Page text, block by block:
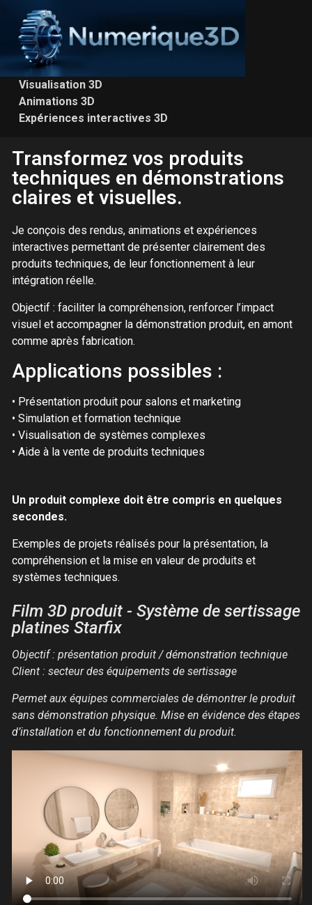
Visualisation 3D
Animations 3D
Expériences interactives 3D
Transformez vos produits
techniques en démonstrations
claires et visuelles.
Je conçois des rendus, animations et expériences
interactives permettant de présenter clairement des
produits techniques, de leur fonctionnement à leur
intégration réelle.
Objectif : faciliter la compréhension, renforcer l’impact
visuel et accompagner la démonstration produit, en amont
comme après fabrication.
Applications possibles :
• Présentation produit pour salons et marketing
• Simulation et formation technique
• Visualisation de systèmes complexes
• Aide à la vente de produits techniques
Un produit complexe doit être compris en quelques
secondes.
Exemples de projets réalisés pour la présentation, la
compréhension et la mise en valeur de produits et
systèmes techniques.
Film 3D produit - Système de sertissage
platines Starfix
Objectif : présentation produit / démonstration technique
Client : secteur des équipements de sertissage
Permet aux équipes commerciales de démontrer le produit
sans démonstration physique. Mise en évidence des étapes
d’installation et du fonctionnement du produit.